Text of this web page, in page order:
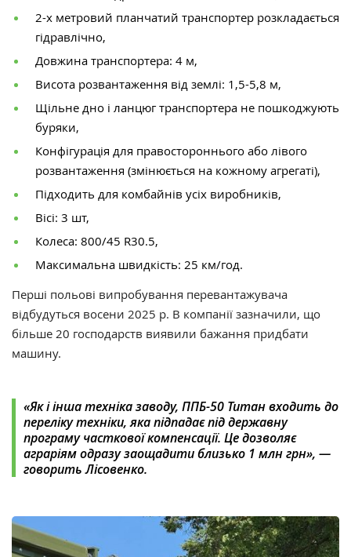
2-х метровий планчатий транспортер розкладається
гідравлічно,
Довжина транспортера: 4 м,
Висота розвантаження від землі: 1,5-5,8 м,
Щільне дно і ланцюг транспортера не пошкоджують
буряки,
Конфігурація для правостороннього або лівого
розвантаження (змінюється на кожному агрегаті),
Підходить для комбайнів усіх виробників,
Вісі: 3 шт,
Колеса: 800/45 R30.5,
Максимальна швидкість: 25 км/год.
Перші польові випробування перевантажувача
відбудуться восени 2025 р. В компанії зазначили, що
більше 20 господарств виявили бажання придбати
машину.
«Як і інша техніка заводу, ППБ-50 Титан входить до
переліку техніки, яка підпадає під державну
програму часткової компенсації. Це дозволяє
аграріям одразу заощадити близько 1 млн грн», —
говорить Лісовенко.